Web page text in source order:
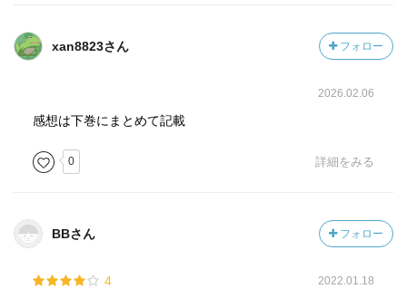
xan8823さん フォロー
2026.02.06
感想は下巻にまとめて記載
0 詳細をみる
BBさん フォロー
4 2022.01.18